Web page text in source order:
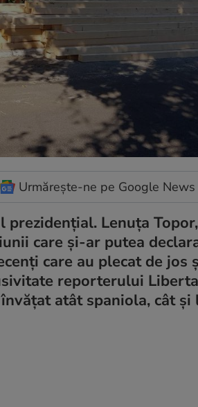
Urmărește-ne pe Google News
Lenuța
care și-ar putea
care au plecat de jos
reporterului
atât spaniola, cât și